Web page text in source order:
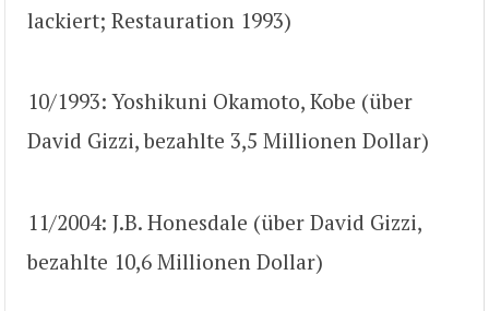
lackiert; Restauration 1993)
10/1993: Yoshikuni Okamoto, Kobe (über
David Gizzi, bezahlte 3,5 Millionen Dollar)
11/2004: J.B. Honesdale (über David Gizzi,
bezahlte 10,6 Millionen Dollar)